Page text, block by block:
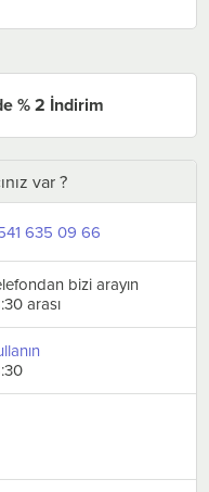
% 2 İndirim
var ?
635 09 66
bizi arayın
arası